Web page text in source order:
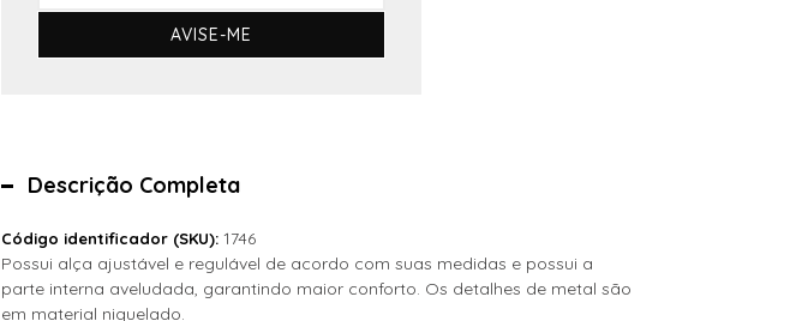
AVISE-ME
Descrição Completa
Código identificador (SKU): 1746
Possui alça ajustável e regulável de acordo com suas medidas e possui a
parte interna aveludada, garantindo maior conforto. Os detalhes de metal são
em material niquelado.